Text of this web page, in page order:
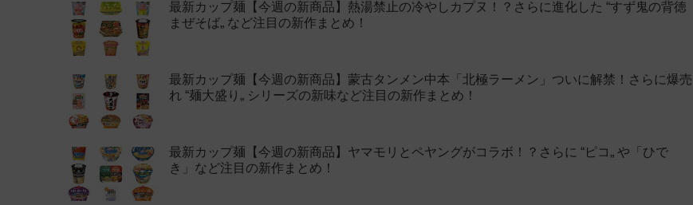
最新カップ麺【今週の新商品】熱湯禁止の冷やしカプヌ！？さらに進化した “すず鬼の背徳
まぜそば„ など注目の新作まとめ！
最新カップ麺【今週の新商品】蒙古タンメン中本「北極ラーメン」ついに解禁！さらに爆売
れ “麺大盛り„ シリーズの新味など注目の新作まとめ！
最新カップ麺【今週の新商品】ヤマモリとペヤングがコラボ！？さらに “ピコ„ や「ひで
き」など注目の新作まとめ！